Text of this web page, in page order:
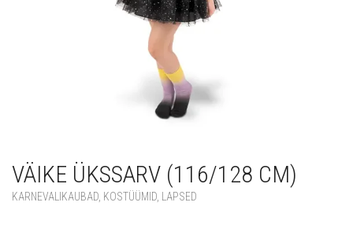
VÄIKE ÜKSSARV (116/128 CM)
KARNEVALIKAUBAD, KOSTÜÜMID, LAPSED